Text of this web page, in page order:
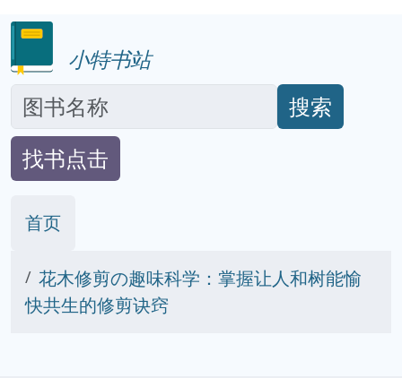
小特书站
搜索
找书点击
首页
花木修剪の趣味科学：掌握让人和树能愉
快共生的修剪诀窍